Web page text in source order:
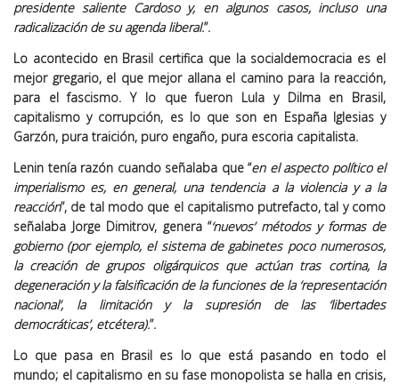
presidente saliente Cardoso y, en algunos casos, incluso una
radicalización de su agenda liberal.”.
Lo acontecido en Brasil certifica que la socialdemocracia es el
mejor gregario, el que mejor allana el camino para la reacción,
para el fascismo. Y lo que fueron Lula y Dilma en Brasil,
capitalismo y corrupción, es lo que son en España Iglesias y
Garzón, pura traición, puro engaño, pura escoria capitalista.
Lenin tenía razón cuando señalaba que “en el aspecto político el
imperialismo es, en general, una tendencia a la violencia y a la
reacción”, de tal modo que el capitalismo putrefacto, tal y como
señalaba Jorge Dimitrov, genera “‘nuevos’ métodos y formas de
gobierno (por ejemplo, el sistema de gabinetes poco numerosos,
la creación de grupos oligárquicos que actúan tras cortina, la
degeneración y la falsificación de la funciones de la ‘representación
nacional’, la limitación y la supresión de las ‘libertades
democráticas’, etcétera).”.
Lo que pasa en Brasil es lo que está pasando en todo el
mundo; el capitalismo en su fase monopolista se halla en crisis,